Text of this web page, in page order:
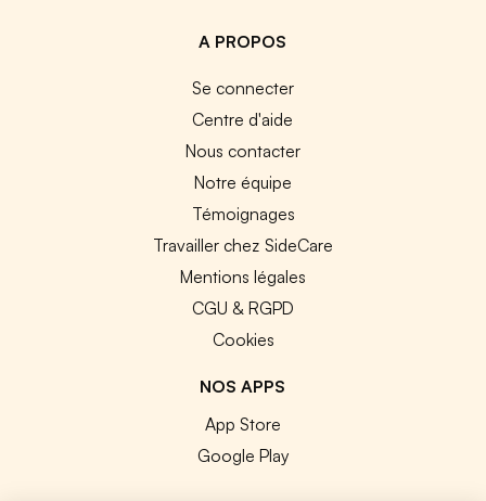
A PROPOS
Se connecter
Centre d'aide
Nous contacter
Notre équipe
Témoignages
Travailler chez SideCare
Mentions légales
CGU & RGPD
Cookies
NOS APPS
App Store
Google Play